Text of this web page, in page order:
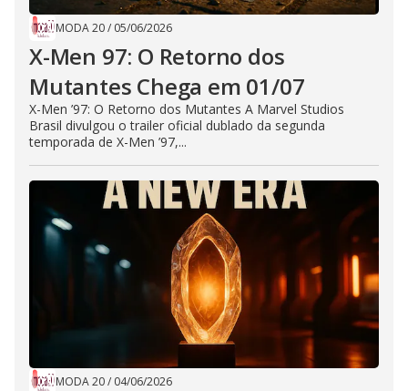
MODA 20/ 05/06/2026
X-Men 97: O Retorno dos
Mutantes Chega em 01/07
X-Men ’97: O Retorno dos Mutantes A Marvel Studios
Brasil divulgou o trailer oficial dublado da segunda
temporada de X-Men ’97,...
MODA 20/ 04/06/2026